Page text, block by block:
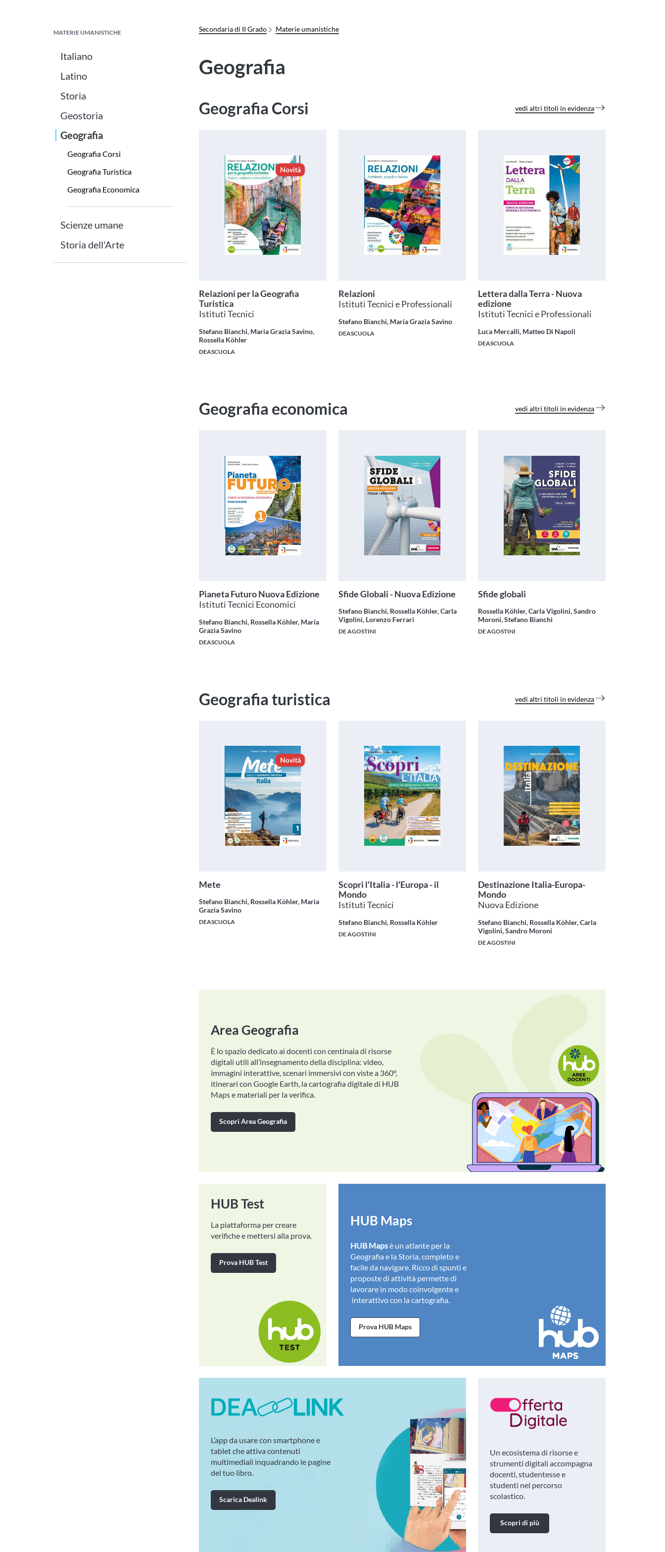
MATERIE UMANISTICHE
Italiano
Latino
Storia
Geostoria
Geografia
Geografia Corsi
Geografia Turistica
Geografia Economica
Scienze umane
Storia dell'Arte
Secondaria di II Grado Materie umanistiche
Geografia
Geografia Corsi vedi altri titoli in evidenza
Novità
Relazioni per la Geografia
Turistica
Istituti Tecnici
Stefano Bianchi, Maria Grazia Savino,
Rossella Köhler
DEASCUOLA
Relazioni
Istituti Tecnici e Professionali
Stefano Bianchi, Maria Grazia Savino
DEASCUOLA
Lettera dalla Terra - Nuova
edizione
Istituti Tecnici e Professionali
Luca Mercalli, Matteo Di Napoli
DEASCUOLA
Geografia economica vedi altri titoli in evidenza
Pianeta Futuro Nuova Edizione
Istituti Tecnici Economici
Stefano Bianchi, Rossella Köhler, Maria
Grazia Savino
DEASCUOLA
Sfide Globali - Nuova Edizione
Stefano Bianchi, Rossella Köhler, Carla
Vigolini, Lorenzo Ferrari
DE AGOSTINI
Sfide globali
Rossella Köhler, Carla Vigolini, Sandro
Moroni, Stefano Bianchi
DE AGOSTINI
Geografia turistica vedi altri titoli in evidenza
Novità
Mete
Stefano Bianchi, Rossella Köhler, Maria
Grazia Savino
DEASCUOLA
Scopri l'Italia - l'Europa - il
Mondo
Istituti Tecnici
Stefano Bianchi, Rossella Köhler
DE AGOSTINI
Destinazione Italia-Europa-
Mondo
Nuova Edizione
Stefano Bianchi, Rossella Köhler, Carla
Vigolini, Sandro Moroni
DE AGOSTINI
Area Geografia
È lo spazio dedicato ai docenti con centinaia di risorse
digitali utili all’insegnamento della disciplina: video,
immagini interattive, scenari immersivi con viste a 360°,
itinerari con Google Earth, la cartografia digitale di HUB
Maps e materiali per la verifica.
Scopri Area Geografia
HUB Test
La piattaforma per creare
verifiche e mettersi alla prova.
Prova HUB Test
HUB Maps
HUB Mapsè un atlante per la
Geografia e la Storia, completo e
facile da navigare. Ricco di spunti e
proposte di attività permette di
lavorare in modo coinvolgente e
interattivo con la cartografia.
Prova HUB Maps
L’app da usare con smartphone e
tablet che attiva contenuti
multimediali inquadrando le pagine
del tuo libro.
Scarica Dealink
Un ecosistema di risorse e
strumenti digitali accompagna
docenti, studentesse e
studenti nel percorso
scolastico.
Scopri di più